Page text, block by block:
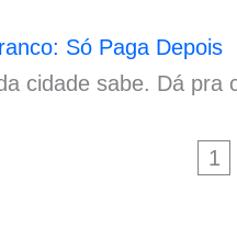
Só Paga Depois
cidade sabe. Dá
1